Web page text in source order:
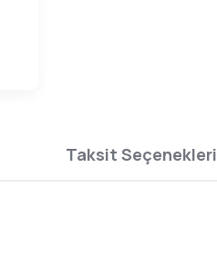
Taksit Seçenekleri